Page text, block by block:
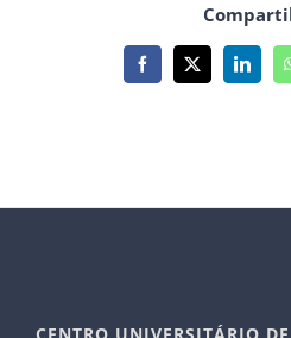
Facebook
X
CENTRO UNIVERSITÁRIO